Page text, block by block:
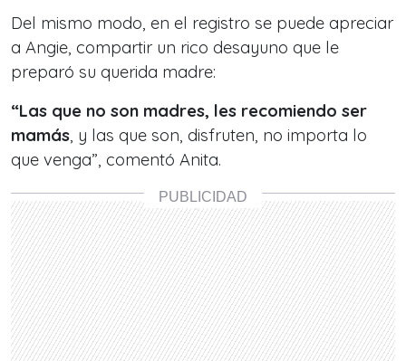
Del mismo modo, en el registro se puede apreciar
a Angie, compartir un rico desayuno que le
preparó su querida madre:
“Las que no son madres, les recomiendo ser
mamás, y las que son, disfruten, no importa lo
que venga”, comentó Anita.